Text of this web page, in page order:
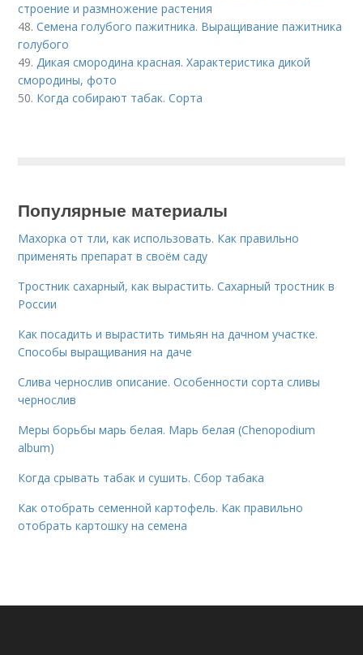
строение и размножение растения
48.Семена голубого пажитника. Выращивание пажитника
голубого
49.Дикая смородина красная. Характеристика дикой
смородины, фото
50. Когда собирают табак. Сорта
Популярные материалы
Махорка от тли, как использовать. Как правильно
применять препарат в своём саду
Тростник сахарный, как вырастить. Сахарный тростник в
России
Как посадить и вырастить тимьян на дачном участке.
Способы выращивания на даче
Слива чернослив описание. Особенности сорта сливы
чернослив
Меры борьбы марь белая. Марь белая (Chenopodium
album)
Когда срывать табак и сушить. Сбор табака
Как отобрать семенной картофель. Как правильно
отобрать картошку на семена